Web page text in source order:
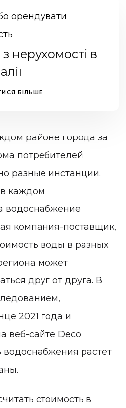
орендувати
нерухомості в
БІЛЬШЕ
районе города за
потребителей
разные инстанции.
каждом
водоснабжение
компания-поставщик,
воды в разных
может
друг от друга. В
2021 года и
веб-сайте Deco
водоснабжения растет
стоимость в